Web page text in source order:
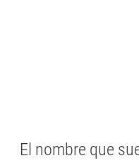
El nombre que